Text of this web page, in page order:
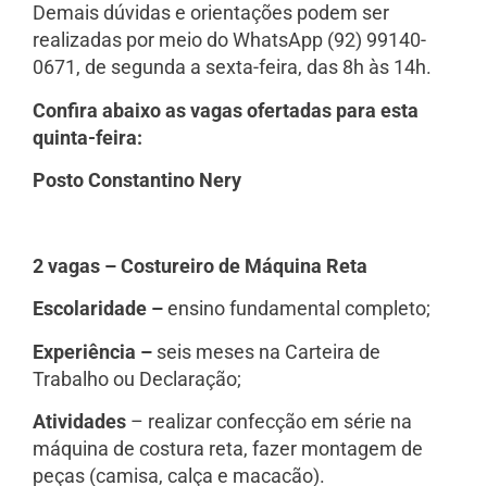
Demais dúvidas e orientações podem ser
realizadas por meio do WhatsApp (92) 99140-
0671, de segunda a sexta-feira, das 8h às 14h.
Confira abaixo as vagas ofertadas para esta
quinta-feira:
Posto Constantino Nery
2 vagas – Costureiro de Máquina Reta
Escolaridade –ensino fundamental completo;
Experiência – seis meses na Carteira de
Trabalho ou Declaração;
Atividades – realizar confecção em série na
máquina de costura reta, fazer montagem de
peças (camisa, calça e macacão).